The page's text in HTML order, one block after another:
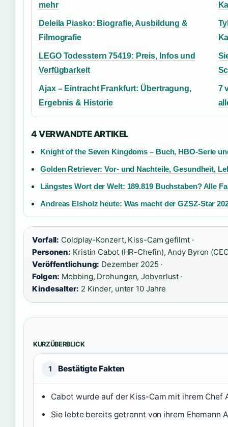
mehr
Deleila Piasko: Biografie, Ausbildung &
Filmografie
LEGO Todesstern 75419: Preis, Infos und
Verfügbarkeit
Ajax – Eintracht Frankfurt: Übertragung,
Ergebnis & Historie
7
4 VERWANDTE ARTIKEL
Knight of the Seven Kingdoms – Buch, HBO-Serie
Golden Retriever: Vor- und Nachteile, Gesundheit,
Längstes Wort der Welt: 189.819 Buchstaben? Alle
Andreas Elsholz heute: Was macht der GZSZ-Star
Vorfall: Coldplay-Konzert, Kiss-Cam gefilmt ·
Personen: Kristin Cabot (HR-Chefin), Andy Byron
Veröffentlichung: Dezember 2025 ·
Folgen: Mobbing, Drohungen, Jobverlust ·
Kindesalter: 2 Kinder, unter 10 Jahre
KURZÜBERBLICK
1 Bestätigte Fakten
Cabot wurde auf der Kiss-Cam mit ihrem Chef
Sie lebte bereits getrennt von ihrem Ehemann